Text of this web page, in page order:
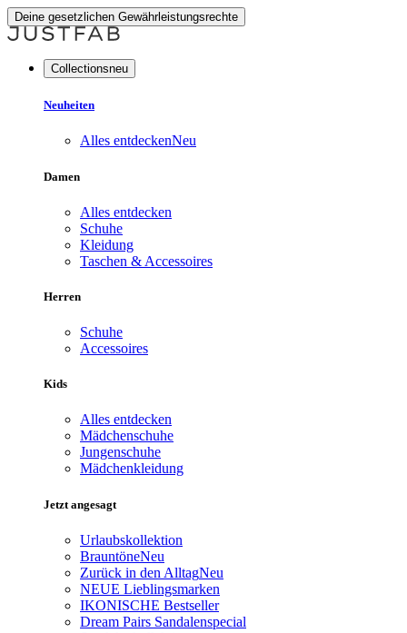
Deine gesetzlichen Gewährleistungsrechte
Collectionsneu
Neuheiten
Alles entdeckenNeu
Damen
Alles entdecken
Schuhe
Kleidung
Taschen & Accessoires
Herren
Schuhe
Accessoires
Kids
Alles entdecken
Mädchenschuhe
Jungenschuhe
Mädchenkleidung
Jetzt angesagt
Urlaubskollektion
BrauntöneNeu
Zurück in den AlltagNeu
NEUE Lieblingsmarken
IKONISCHE Bestseller
Dream Pairs Sandalenspecial